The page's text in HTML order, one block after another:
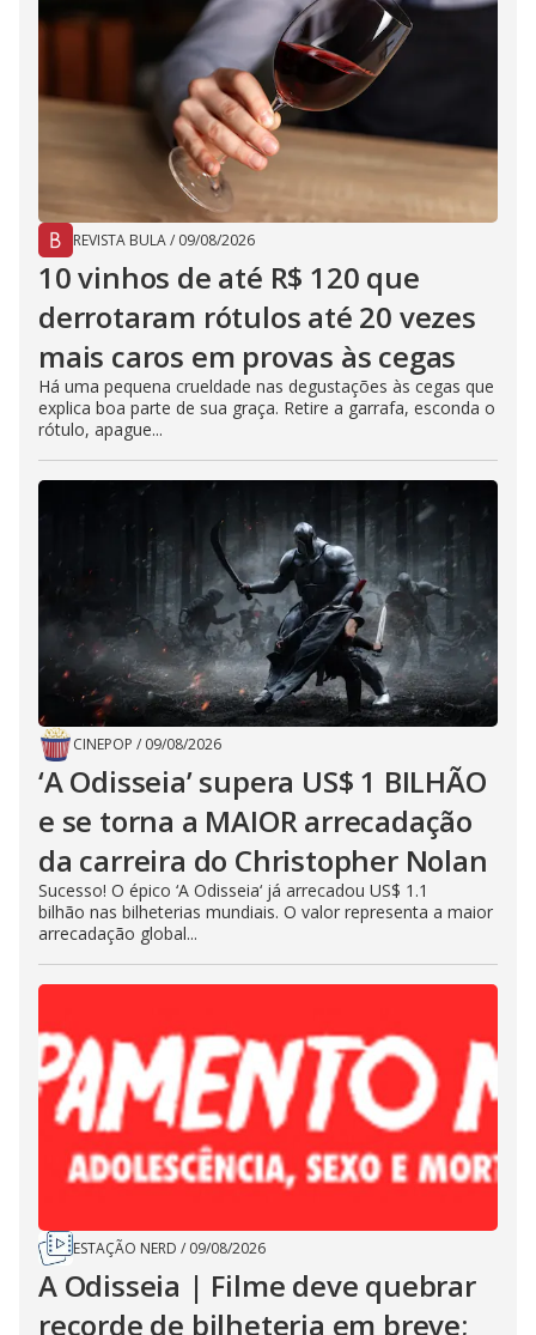
REVISTA BULA/ 09/08/2026
10 vinhos de até R$ 120 que
derrotaram rótulos até 20 vezes
mais caros em provas às cegas
Há uma pequena crueldade nas degustações às cegas que
explica boa parte de sua graça. Retire a garrafa, esconda o
rótulo, apague...
CINEPOP / 09/08/2026
‘A Odisseia’ supera US$ 1 BILHÃO
e se torna a MAIOR arrecadação
da carreira do Christopher Nolan
Sucesso! O épico ‘A Odisseia‘ já arrecadou US$ 1.1
bilhão nas bilheterias mundiais. O valor representa a maior
arrecadação global...
ESTAÇÃO NERD / 09/08/2026
A Odisseia | Filme deve quebrar
recorde de bilheteria em breve;